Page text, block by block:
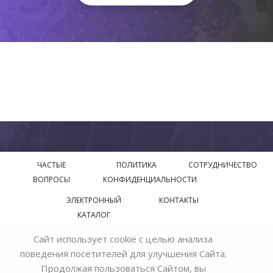
ЧАСТЫЕ
ВОПРОСЫ
ПОЛИТИКА
КОНФИДЕНЦИАЛЬНОСТИ
СОТРУДНИЧЕСТВО
ЭЛЕКТРОННЫЙ
КАТАЛОГ
КОНТАКТЫ
© 2018—2026 Официальный сайт завода производителя
Bohemia Ivele Crystal
Сайт использует cookie с целью анализа
поведения посетителей для улучшения Сайта.
Продолжая пользоваться Сайтом, вы